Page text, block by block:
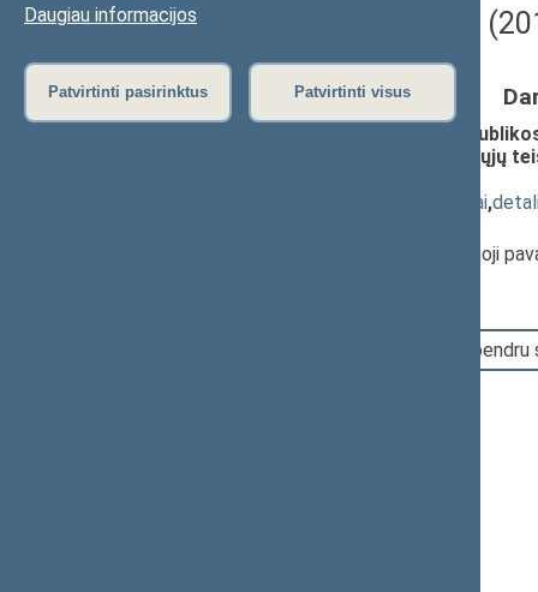
Daugiau informacijos
Patvirtinti pasirinktus Patvirtinti visus
Darbotvarkės klausimas
Seimo nutarimo „Dėl Lietuvos
Lietuvos Respublikos Seimo Neįgaliųjų
susiję dokumentai,
, Seimo Pirmininko pirmoji
Įvyko balsavimas. Pritarta